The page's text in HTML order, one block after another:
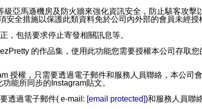
亞馬遜機房及防火牆來強化資訊安全，防止駭客攻擊
全措施以保護此類資料免於公司內外部的會員未經授
，包括要求停止寄發相關訊息等。
的作品集，使用此功能您需要授權本公司存取
授權，只需要透過電子郵件和服務人員聯絡，本公司
能所同步的Instagram貼文。
透過電子郵件( e-mail: [email protected])和服務人員聯